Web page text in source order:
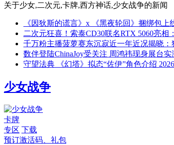
关于少女,二次元,卡牌,西方神话,少女战争的新闻
《因狄斯的谎言》x 《黑夜轮回》捆绑包上
二次元狂喜！索泰CD30联名RTX 5060亮相
千万粉主播菠萝赛东沉寂近一年近况揭晓
数伴登陆ChinaJoy受关注 周鸿祎现身展台实
守望法典 《幻塔》拟态“佐伊”角色介绍
少女战争
卡牌
专区 下载
预订激活码、礼包